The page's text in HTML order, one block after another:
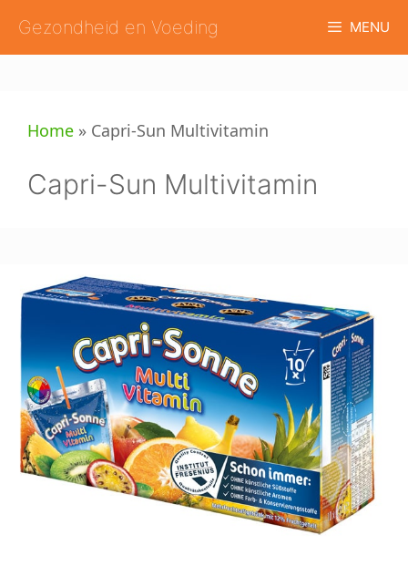
naar
de
Gezondheid en Voeding MENU
Home » Capri-Sun Multivitamin
Capri-Sun Multivitamin